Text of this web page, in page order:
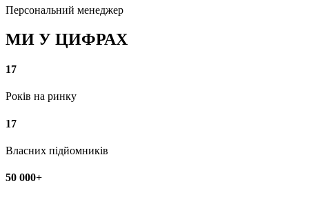
Персональний менеджер
МИ У ЦИФРАХ
17
Років на ринку
17
Власних підйомників
50 000+